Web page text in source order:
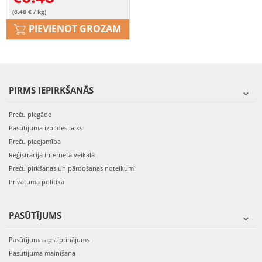
(6.48 € / kg)
PIEVIENOT GROZAM
PIRMS IEPIRKŠANĀS
Preču piegāde
Pasūtījuma izpildes laiks
Preču pieejamība
Reģistrācija interneta veikalā
Preču pirkšanas un pārdošanas noteikumi
Privātuma politika
PASŪTĪJUMS
Pasūtījuma apstiprinājums
Pasūtījuma mainīšana